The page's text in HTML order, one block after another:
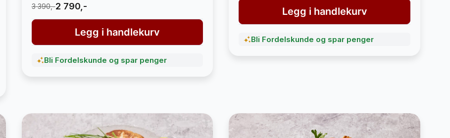
3 390,-2 790,-
Legg i handlekurv
Bli Fordelskunde og spar penger
Legg i handlekurv
Bli Fordelskunde og spar penger